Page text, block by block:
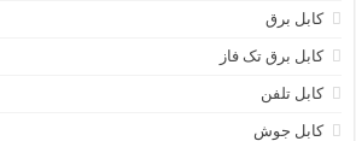
کابل برق
کابل برق تک فاز
کابل تلفن
کابل جوش